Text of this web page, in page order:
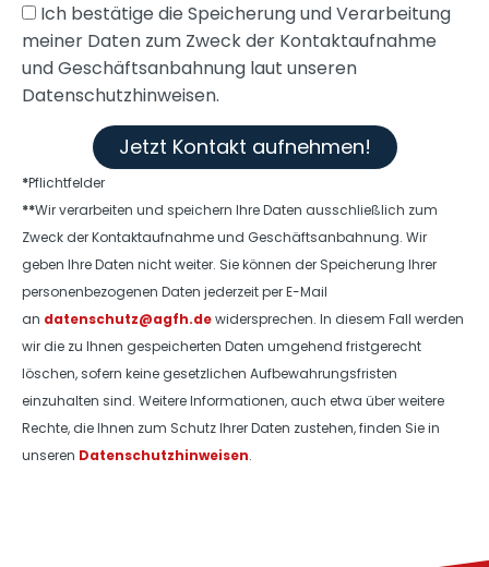
Ich bestätige die Speicherung und Verarbeitung
meiner Daten zum Zweck der Kontaktaufnahme
und Geschäftsanbahnung laut unseren
Datenschutzhinweisen.
Jetzt Kontakt aufnehmen!
*Pflichtfelder
**Wir verarbeiten und speichern Ihre Daten ausschließlich zum
Zweck der Kontaktaufnahme und Geschäftsanbahnung. Wir
geben Ihre Daten nicht weiter. Sie können der Speicherung Ihrer
personenbezogenen Daten jederzeit per E-Mail
an datenschutz@agfh.dewidersprechen. In diesem Fall werden
wir die zu Ihnen gespeicherten Daten umgehend fristgerecht
löschen, sofern keine gesetzlichen Aufbewahrungsfristen
einzuhalten sind. Weitere Informationen, auch etwa über weitere
Rechte, die Ihnen zum Schutz Ihrer Daten zustehen, finden Sie in
unseren Datenschutzhinweisen.